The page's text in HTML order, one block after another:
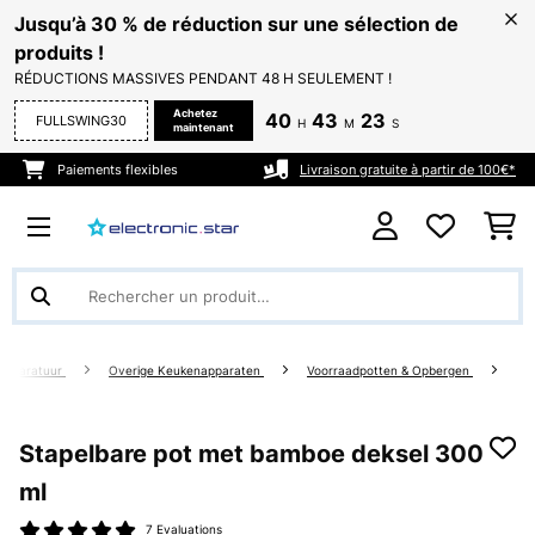
Jusqu’à 30 % de réduction sur une sélection de
produits !
RÉDUCTIONS MASSIVES PENDANT 48 H SEULEMENT !
FULLSWING30
Achetez
maintenant
40 H 43 M 22 S
Paiements flexibles Livraison gratuite à partir de 100€*
Overige Keukenapparaten Voorraadpotten & Opbergen
Stapelbare pot met bamboe deksel 300
ml
7 Evaluations